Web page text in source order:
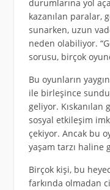
durumlarına yol
kazanılan paralar,
sunarken, uzun
neden olabiliyor.
sorusu, birçok
Bu oyunların
ile birleşince
geliyor.
sosyal etkileşim
çekiyor. Ancak bu
yaşam tarzı haline
Birçok kişi, bu
farkında olmadan